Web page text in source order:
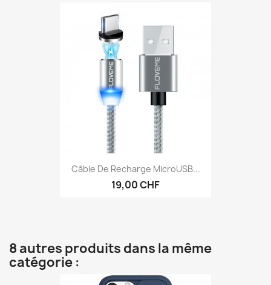
Câble De Recharge MicroUSB...
19,00 CHF
8 autres produits dans la même
catégorie :